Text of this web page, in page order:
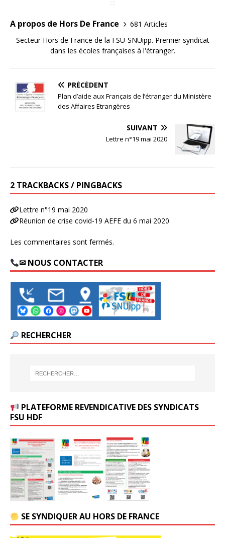
A propos de Hors De France
681 Articles
Secteur Hors de France de la FSU-SNUipp. Premier syndicat
dans les écoles françaises à l'étranger.
PRÉCÉDENT
Plan d’aide aux Français de l’étranger du Ministère
des Affaires Etrangères
SUIVANT
Lettre n°19 mai 2020
2 TRACKBACKS / PINGBACKS
Lettre n°19 mai 2020
Réunion de crise covid-19 AEFE du 6 mai 2020
Les commentaires sont fermés.
✉ NOUS CONTACTER
RECHERCHER
PLATEFORME REVENDICATIVE DES SYNDICATS
FSU HDF
SE SYNDIQUER AU HORS DE FRANCE